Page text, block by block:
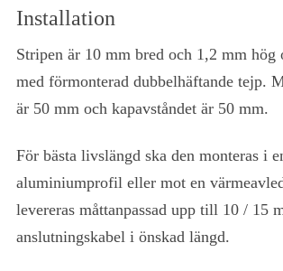
Installation
Stripen är 10 mm bred och 1,2 mm hög
med förmonterad dubbelhäftande tejp.
är 50 mm och kapavståndet är 50 mm.
För bästa livslängd ska den monteras i
aluminiumprofil eller mot en
levereras måttanpassad upp till 10 / 15
anslutningskabel i önskad längd.